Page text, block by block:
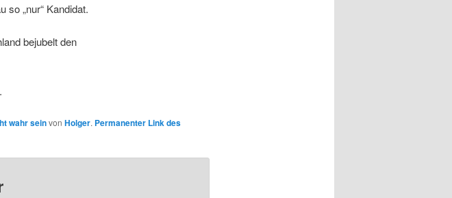
so „nur“ Kandidat.
bejubelt den
wahr seinvon Holger. Permanenter Link des